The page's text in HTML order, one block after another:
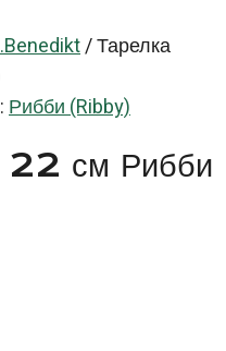
/Тарелка
Рибби (Ribby)
22 см Рибби